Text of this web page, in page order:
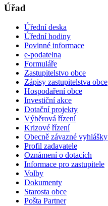
Úřad
Úřední deska
Úřední hodiny
Povinné informace
e-podatelna
Formuláře
Zastupitelstvo obce
Zápisy zastupitelstva obce
Hospodaření obce
Investiční akce
Dotační projekty
Výběrová řízení
Krizové řízení
Obecně závazné vyhlášky
Profil zadavatele
Oznámení o dotacích
Informace pro zastupitele
Volby
Dokumenty
Starosta obce
Pošta Partner